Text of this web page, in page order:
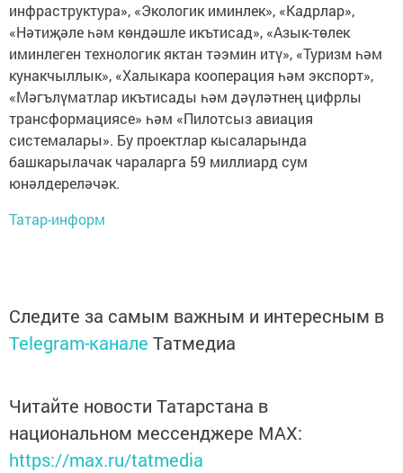
инфраструктура», «Экологик иминлек», «Кадрлар»,
«Нәтиҗәле һәм көндәшле икътисад», «Азык-төлек
иминлеген технологик яктан тәэмин итү», «Туризм һәм
кунакчыллык», «Халыкара кооперация һәм экспорт»,
«Мәгълүматлар икътисады һәм дәүләтнең цифрлы
трансформациясе» һәм «Пилотсыз авиация
системалары». Бу проектлар кысаларында
башкарылачак чараларга 59 миллиард сум
юнәлдереләчәк.
Татар-информ
Следите за самым важным и интересным в
Telegram-канале Татмедиа
Читайте новости Татарстана в
национальном мессенджере MАХ:
https://max.ru/tatmedia